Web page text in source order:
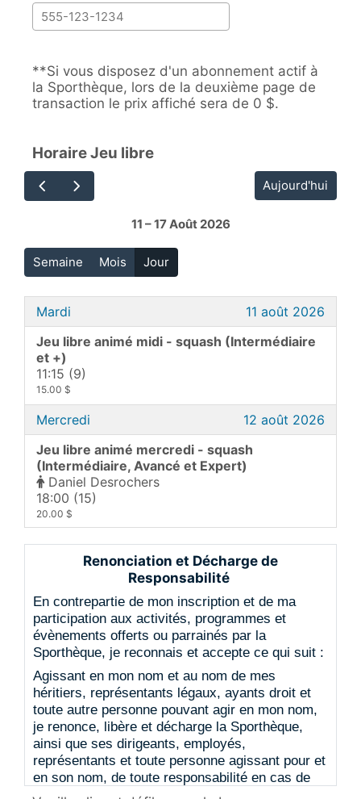
**Si vous disposez d'un abonnement actif à
la Sporthèque, lors de la deuxième page de
transaction le prix affiché sera de 0 $.
Horaire Jeu libre
Aujourd'hui
11 – 17 Août 2026
Semaine Mois Jour
Mardi
11 août 2026
Jeu libre animé midi - squash (Intermédiaire
et +)
11:15 (9)
15.00 $
Mercredi
12 août 2026
Jeu libre animé mercredi - squash
(Intermédiaire, Avancé et Expert)
Daniel Desrochers
18:00 (15)
20.00 $
Jeudi
13 août 2026
Jeu libre animé midi - squash (Intermédiaire
12:00 (9)
15.00 $
Renonciation et Décharge de
Responsabilité
En contrepartie de mon inscription et de ma
participation aux activités, programmes et
évènements offerts ou parrainés par la
Sporthèque, je reconnais et accepte ce qui suit :
Agissant en mon nom et au nom de mes
héritiers, représentants légaux, ayants droit et
toute autre personne pouvant agir en mon nom,
je renonce, libère et décharge la Sporthèque,
ainsi que ses dirigeants, employés,
représentants et toute personne agissant pour et
en son nom, de toute responsabilité en cas de
blessure, maladie, décès, perte ou dommage